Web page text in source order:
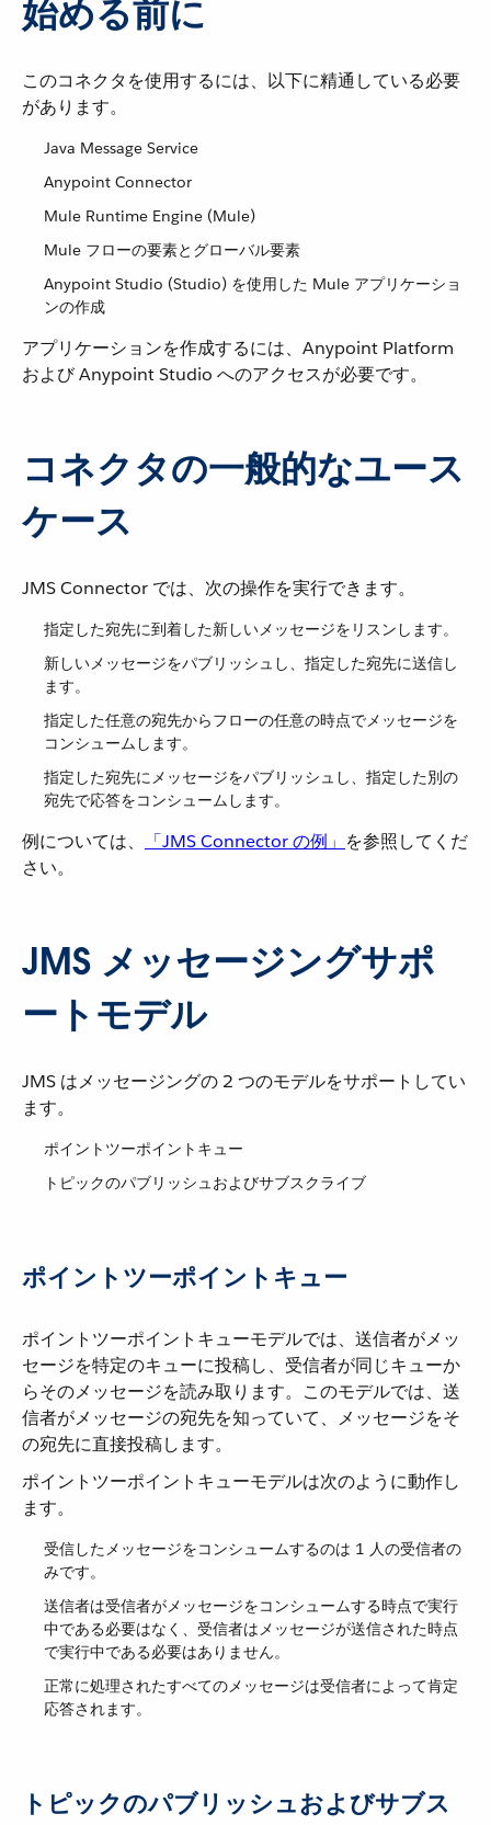
始める前に
このコネクタを使用するには、以下に精通している必要
があります。
Java Message Service
Anypoint Connector
Mule Runtime Engine (Mule)
Mule フローの要素とグローバル要素
Anypoint Studio (Studio) を使用した Mule アプリケーショ
ンの作成
アプリケーションを作成するには、Anypoint Platform
および Anypoint Studio へのアクセスが必要です。
コネクタの一般的なユース
ケース
JMS Connector では、次の操作を実行できます。
指定した宛先に到着した新しいメッセージをリスンします。
新しいメッセージをパブリッシュし、指定した宛先に送信し
ます。
指定した任意の宛先からフローの任意の時点でメッセージを
コンシュームします。
指定した宛先にメッセージをパブリッシュし、指定した別の
宛先で応答をコンシュームします。
例については、​ 「JMS Connector の例」 ​を参照してくだ
さい。
JMS メッセージングサポ
ートモデル
JMS はメッセージングの 2 つのモデルをサポートしてい
ます。
ポイントツーポイントキュー
トピックのパブリッシュおよびサブスクライブ
ポイントツーポイントキュー
ポイントツーポイントキューモデルでは、送信者がメッ
セージを特定のキューに投稿し、受信者が同じキューか
らそのメッセージを読み取ります。このモデルでは、送
信者がメッセージの宛先を知っていて、メッセージをそ
の宛先に直接投稿します。
ポイントツーポイントキューモデルは次のように動作し
ます。
受信したメッセージをコンシュームするのは 1 人の受信者の
みです。
送信者は受信者がメッセージをコンシュームする時点で実行
中である必要はなく、受信者はメッセージが送信された時点
で実行中である必要はありません。
正常に処理されたすべてのメッセージは受信者によって肯定
応答されます。
トピックのパブリッシュおよびサブス